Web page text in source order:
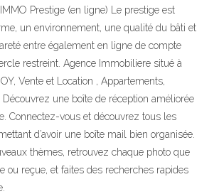
Prestige (en ligne) Le prestige est
un environnement, une qualité du bâti et
entre également en ligne de compte
restreint. Agence Immobiliere situé à
Vente et Location , Appartements,
Découvrez une boîte de réception améliorée
Connectez-vous et découvrez tous les
d’avoir une boîte mail bien organisée.
thèmes, retrouvez chaque photo que
ou reçue, et faites des recherches rapides